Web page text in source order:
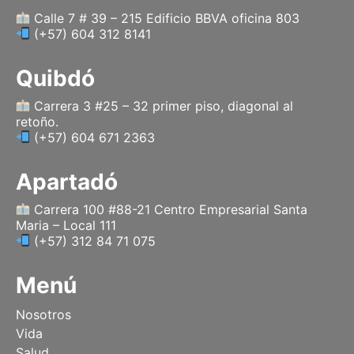
a
m
k
e
Calle 7 # 39 – 215 Edificio BBVA oficina 803
(+57) 604 312 8141
Quibdó
Carrera 3 #25 – 32 primer piso, diagonal al
retoño.
(+57) 604 671 2363
Apartadó
Carrera 100 #88-21 Centro Empresarial Santa
Maria – Local 111
(+57) 312 84 71 075
Menú
Nosotros
Vida